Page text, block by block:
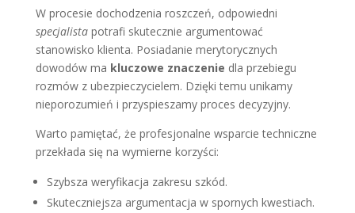
W procesie dochodzenia roszczeń, odpowiedni
specjalistapotrafi skutecznie argumentować
stanowisko klienta. Posiadanie merytorycznych
dowodów ma kluczowe znaczenie dla przebiegu
rozmów z ubezpieczycielem. Dzięki temu unikamy
nieporozumień i przyspieszamy proces decyzyjny.
Warto pamiętać, że profesjonalne wsparcie techniczne
przekłada się na wymierne korzyści:
Szybsza weryfikacja zakresu szkód.
Skuteczniejsza argumentacja w spornych kwestiach.